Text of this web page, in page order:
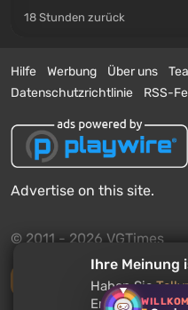
18 Stunden zurück
Hilfe Werbung Über uns
Datenschutzrichtlinie
RSS-
Advertise on this site.
© 2011 - 2026 VGTimes
Vollständige Version
Ihre Meinung
Haben Sie
Empfehlen Sie